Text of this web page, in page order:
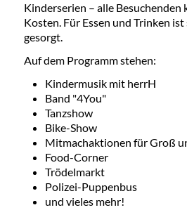
Kinderserien – alle
Kosten. Für Essen und Trinken
gesorgt.
Auf dem Programm stehen:
Kindermusik mit herrH
Band "4You"
Tanzshow
Bike-Show
Mitmachaktionen für Groß
Food-Corner
Trödelmarkt
Polizei-Puppenbus
und vieles mehr!